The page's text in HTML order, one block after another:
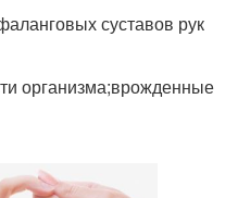
суставов рук
организма;врожденные